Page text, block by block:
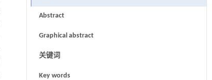
Abstract
Graphical abstract
关键词
Key words